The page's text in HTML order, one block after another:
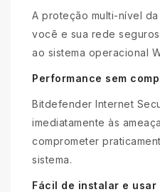
A proteção multi-nível
você e sua rede
ao sistema operacional
Performance sem
Bitdefender Internet
imediatamente às
comprometer
sistema.
Fácil de instalar e usar